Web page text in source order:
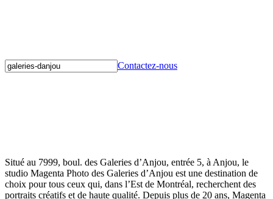
Contactez-nous
Situé au 7999, boul. des Galeries d’Anjou, entrée 5, à Anjou, le
studio Magenta Photo des Galeries d’Anjou est une destination de
choix pour tous ceux qui, dans l’Est de Montréal, recherchent des
portraits créatifs et de haute qualité. Depuis plus de 20 ans, Magenta